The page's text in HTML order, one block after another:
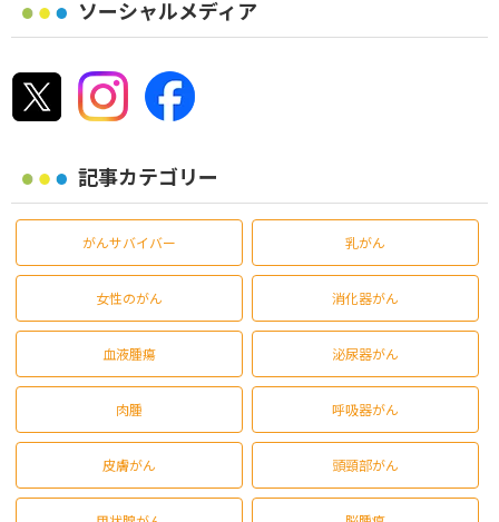
ソーシャルメディア
記事カテゴリー
がんサバイバー 乳がん
女性のがん 消化器がん
血液腫瘍 泌尿器がん
肉腫 呼吸器がん
皮膚がん 頭頸部がん